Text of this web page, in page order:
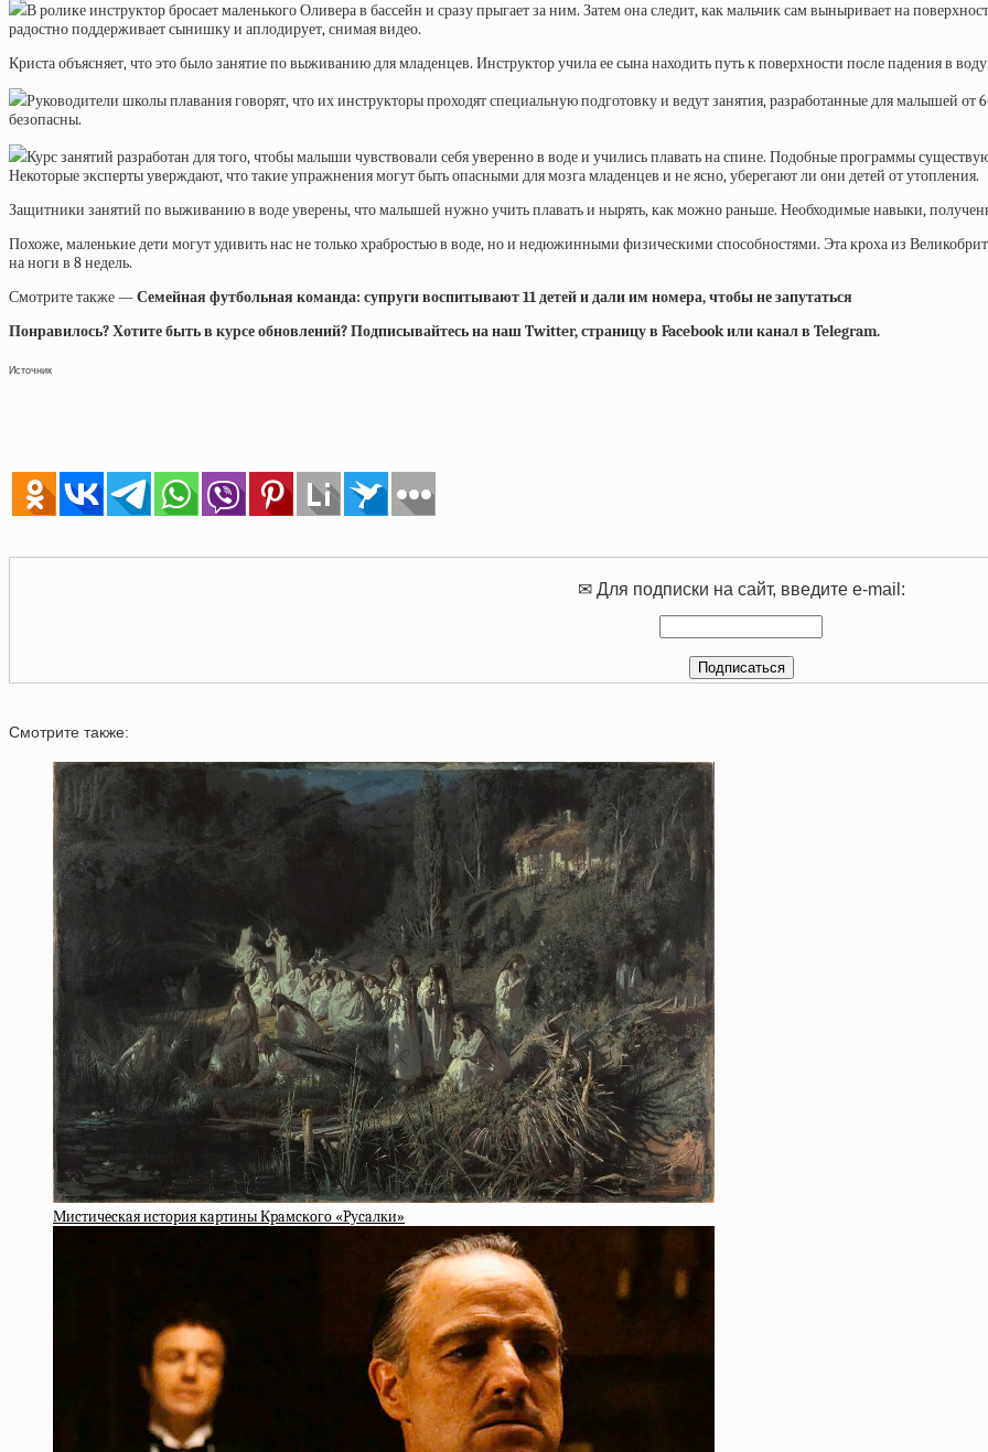
В ролике инструктор бросает маленького Оливера в бассейн и сразу прыгает за ним. Затем она следит, как мальчик сам выныривает на
радостно поддерживает сынишку и аплодирует, снимая видео.
Криста объясняет, что это было занятие по выживанию для младенцев. Инструктор учила ее сына находить путь к поверхности после падения в
Руководители школы плавания говорят, что их инструкторы проходят специальную подготовку и ведут занятия, разработанные для малышей
безопасны.
Курс занятий разработан для того, чтобы малыши чувствовали себя уверенно в воде и учились плавать на спине. Подобные программы
Некоторые эксперты уверждают, что такие упражнения могут быть опасными для мозга младенцев и не ясно, уберегают ли они детей от утопления.
Защитники занятий по выживанию в воде уверены, что малышей нужно учить плавать и нырять, как можно раньше. Необходимые навыки,
Похоже, маленькие дети могут удивить нас не только храбростью в воде, но и недюжинными физическими способностями. Эта кроха из
на ноги в 8 недель.
Смотрите также —Семейная футбольная команда: супруги воспитывают 11 детей и дали им номера, чтобы не запутаться
Понравилось? Хотите быть в курсе обновлений? Подписывайтесь на наш Twitter, страницу в Facebook или канал в Telegram.
Источник
✉ Для подписки на сайт, введите e-mail:
Смотрите также:
Миcтичecкaя иcтopия кapтины Кpaмcкoгo «Pуcaлки»